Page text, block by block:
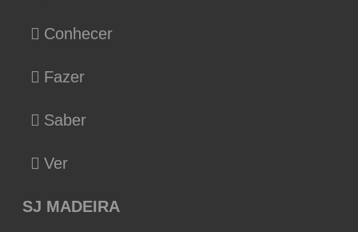
Conhecer
Fazer
Saber
Ver
SJ MADEIRA